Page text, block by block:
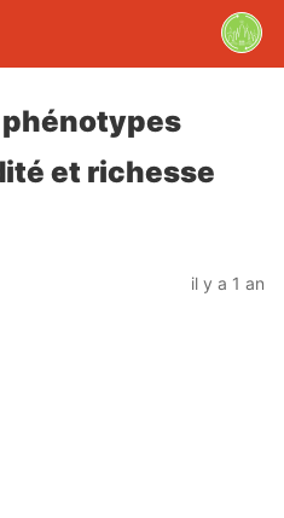
et richesse
il y a 1 an